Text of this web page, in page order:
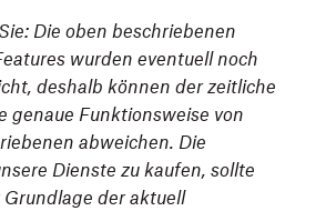
Die oben beschriebenen
wurden eventuell noch
deshalb können der zeitliche
genaue Funktionsweise von
abweichen. Die
Dienste zu kaufen, sollte
der aktuell